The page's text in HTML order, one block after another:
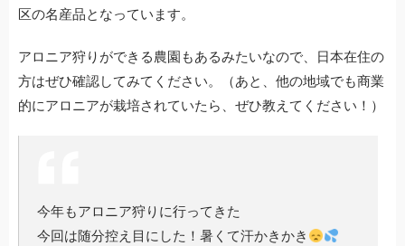
区の名産品となっています。
アロニア狩りができる農園もあるみたいなので、日本在住の
方はぜひ確認してみてください。（あと、他の地域でも商業
的にアロニアが栽培されていたら、ぜひ教えてください！）
今年もアロニア狩りに行ってきた
今回は随分控え目にした！暑くて汗かきかき